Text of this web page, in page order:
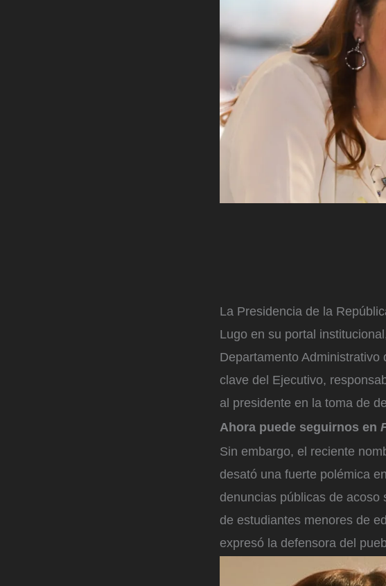
La Presidencia de la
Lugo en su portal
Departamento
clave del Ejecutivo,
al presidente en la toma de
Ahora puede seguirnos en
Sin embargo, el reciente
desató una fuerte polémica
denuncias públicas de
de estudiantes menores de
expresó la defensora del